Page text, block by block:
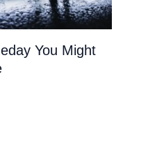
You Might